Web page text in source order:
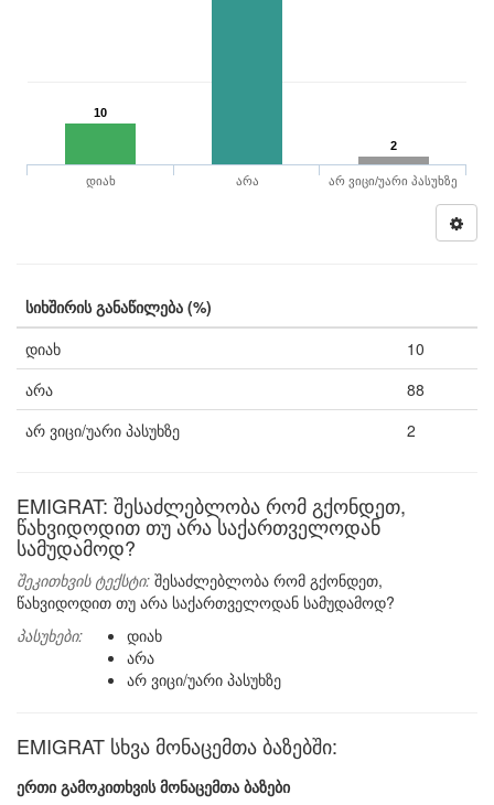
10
2
დიახ არა არ ვიცი/უარი პასუხზე
სიხშირის განაწილება (%)
დიახ
10
არა
88
არ ვიცი/უარი პასუხზე
2
EMIGRAT: შესაძლებლობა რომ გქონდეთ,
წახვიდოდით თუ არა საქართველოდან
სამუდამოდ?
შეკითხვის ტექსტი: შესაძლებლობა რომ გქონდეთ,
წახვიდოდით თუ არა საქართველოდან სამუდამოდ?
პასუხები:
დიახ
არა
არ ვიცი/უარი პასუხზე
EMIGRAT სხვა მონაცემთა ბაზებში:
ერთი გამოკითხვის მონაცემთა ბაზები